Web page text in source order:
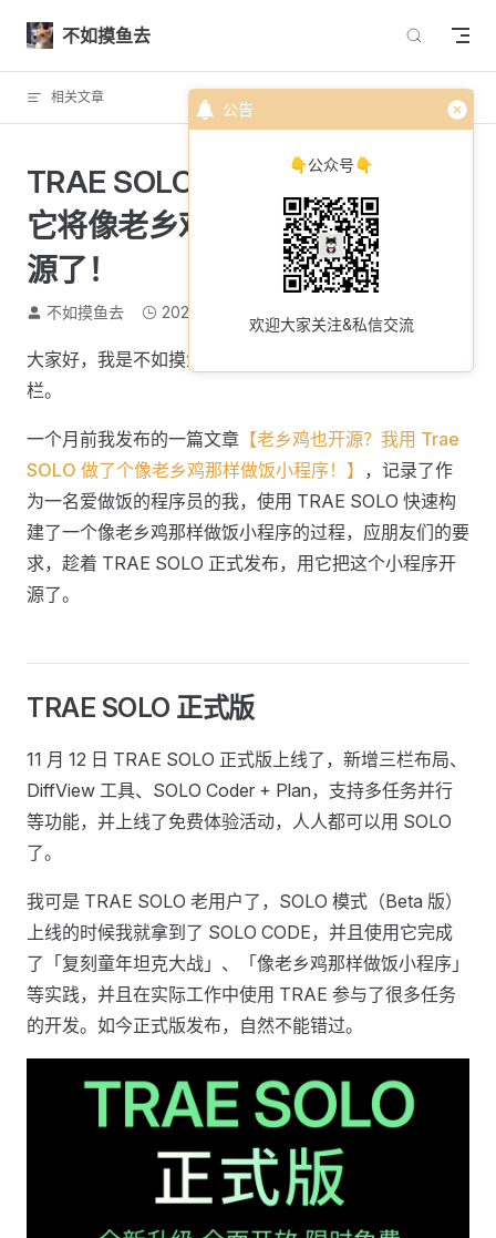
公告
👇公众号👇
欢迎大家关注&私信交流
Skip to content
不如摸鱼去
相关文章 回到顶部
TRAE SOLO 正式发布了？我用
它将像老乡鸡那样做饭小程序开
源了！
不如摸鱼去 2026-04-18
大家好，我是不如摸鱼去，欢迎来到我的 AI 编程分享专
栏。
一个月前我发布的一篇文章 【老乡鸡也开源？我用 Trae
SOLO 做了个像老乡鸡那样做饭小程序！】 ，记录了作
为一名爱做饭的程序员的我，使用 TRAE SOLO 快速构
建了一个像老乡鸡那样做饭小程序的过程，应朋友们的要
求，趁着 TRAE SOLO 正式发布，用它把这个小程序开
源了。
TRAE SOLO 正式版
11 月 12 日 TRAE SOLO 正式版上线了，新增三栏布局、
DiffView 工具、SOLO Coder + Plan，支持多任务并行
等功能，并上线了免费体验活动，人人都可以用 SOLO
了。
我可是 TRAE SOLO 老用户了，SOLO 模式（Beta 版）
上线的时候我就拿到了 SOLO CODE，并且使用它完成
了「复刻童年坦克大战」、「像老乡鸡那样做饭小程序」
等实践，并且在实际工作中使用 TRAE 参与了很多任务
的开发。如今正式版发布，自然不能错过。